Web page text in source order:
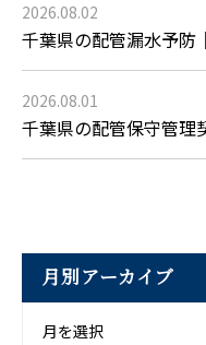
2026.08.02
千葉県の配管漏水予防
2026.08.01
千葉県の配管保守管理
月別アーカイブ
月を選択